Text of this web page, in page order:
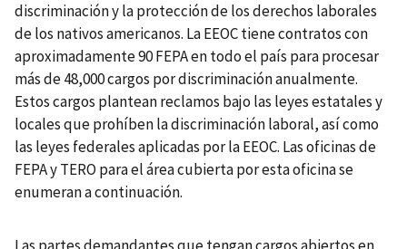
discriminación y la protección de los derechos laborales
de los nativos americanos. La EEOC tiene contratos con
aproximadamente 90 FEPA en todo el país para procesar
más de 48,000 cargos por discriminación anualmente.
Estos cargos plantean reclamos bajo las leyes estatales y
locales que prohíben la discriminación laboral, así como
las leyes federales aplicadas por la EEOC. Las oficinas de
FEPA y TERO para el área cubierta por esta oficina se
enumeran a continuación.